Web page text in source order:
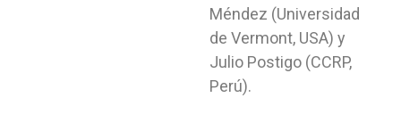
Méndez (Universidad
de Vermont, USA) y
Julio Postigo (CCRP,
Perú).